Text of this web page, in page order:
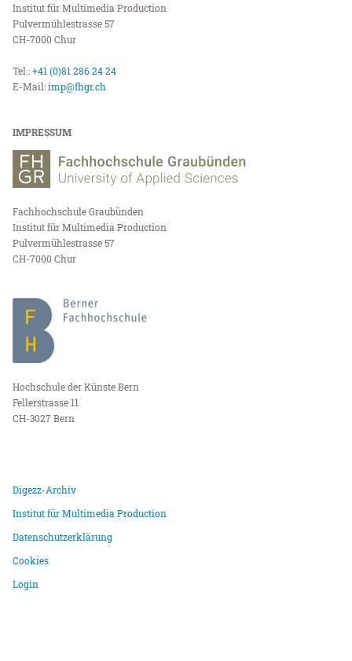
Institut für Multimedia Production
Pulvermühlestrasse 57
CH-7000 Chur
Tel.:+41 (0)81 286 24 24
E-Mail:imp@fhgr.ch
IMPRESSUM
Fachhochschule Graubünden
Institut für Multimedia Production
Pulvermühlestrasse 57
CH-7000 Chur
Hochschule der Künste Bern
Fellerstrasse 11
CH-3027 Bern
Digezz-Archiv
Institut für Multimedia Production
Datenschutzerklärung
Cookies
Login